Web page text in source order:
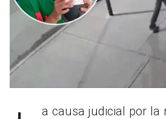
La causa judicial por la